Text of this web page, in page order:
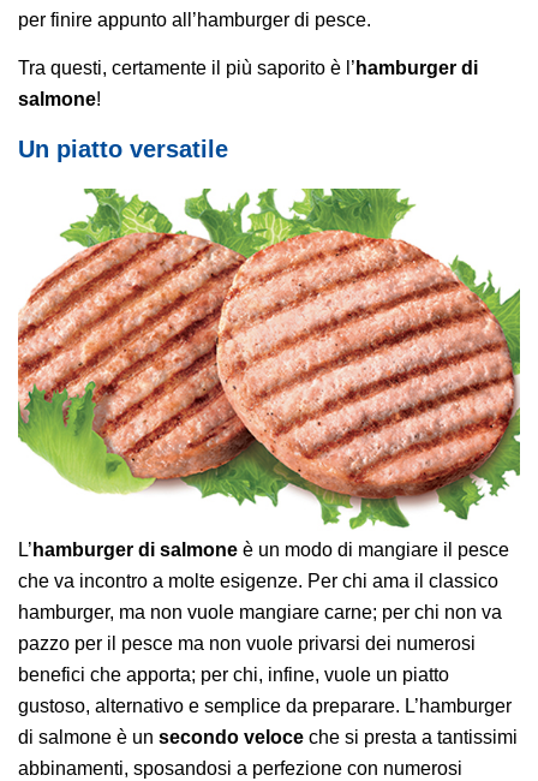
per finire appunto all’hamburger di pesce.
Tra questi, certamente il più saporito è l’ hamburger di
salmone!
Un piatto versatile
L’ hamburger di salmone è un modo di mangiare il pesce
che va incontro a molte esigenze. Per chi ama il classico
hamburger, ma non vuole mangiare carne; per chi non va
pazzo per il pesce ma non vuole privarsi dei numerosi
benefici che apporta; per chi, infine, vuole un piatto
gustoso, alternativo e semplice da preparare. L’hamburger
di salmone è un secondo veloce che si presta a tantissimi
abbinamenti, sposandosi a perfezione con numerosi